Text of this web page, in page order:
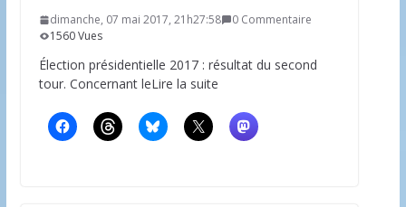
dimanche, 07 mai 2017, 21h27:58
0 Commentaire
1560 Vues
Élection présidentielle 2017 : résultat du second
tour. Concernant leLire la suite